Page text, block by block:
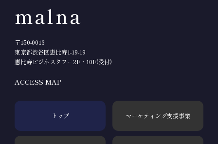
malna
〒150-0013
東京都渋谷区恵比寿1-19-19
恵比寿ビジネスタワー2F・10F(受付)
ACCESS MAP
トップ マーケティング支援事業